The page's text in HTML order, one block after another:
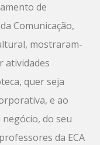
de
Comunicação,
mostraram-
atividades
quer seja
e ao
do seu
da ECA